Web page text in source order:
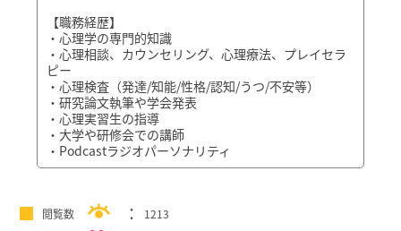
【職務経歴】
・心理学の専門的知識
・心理相談、カウンセリング、心理療法、プレイセラ
ピー
・心理検査（発達/知能/性格/認知/うつ/不安等）
・研究論文執筆や学会発表
・心理実習生の指導
・大学や研修会での講師
・Podcastラジオパーソナリティ
閲覧数
1213